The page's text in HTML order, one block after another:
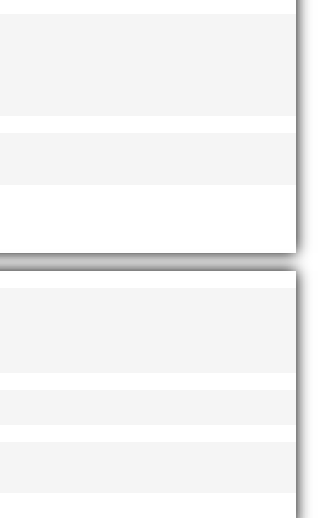
har bland annat fungerat som tränare inom
nedan. Stort tack till Bengt Bendéus som